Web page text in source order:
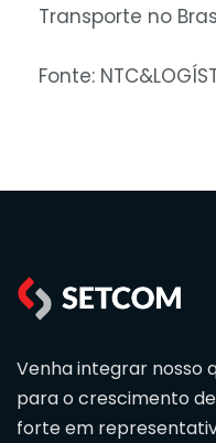
Transporte no
Fonte:
Venha integrar nosso
para o crescimento
forte em